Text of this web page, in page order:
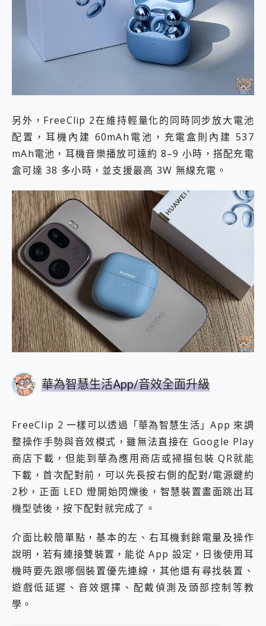
另外，FreeClip 2在維持輕量化的同時同步放大電池
配置，耳機內建 60mAh電池，充電盒則內建 537
mAh電池，耳機音樂播放可達約 8–9 小時，搭配充電
盒可達 38 多小時，並支援最高 3W 無線充電。
華為智慧生活App/音效全面升級
FreeClip 2 一樣可以透過「華為智慧生活」App 來調
整操作手勢與音效模式，雖無法直接在 Google Play
商店下載，但能到華為應用商店或掃描包裝 QR就能
下載，首次配對前，可以先長按右側的配對/電源鍵約
2秒，正面 LED 燈開始閃爍後，智慧裝置畫面跳出耳
機型號後，按下配對就完成了。
介面比較簡單點，基本的左、右耳機剩餘電量及操作
說明，若有連接雙裝置，能從 App 設定，日後使用耳
機時要先跟哪個裝置優先連線，其他還有尋找裝置、
遊戲低延遲、音效選擇、配戴偵測及頭部控制等教
學。